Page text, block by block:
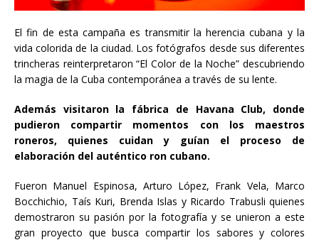
El fin de esta campaña es transmitir la herencia cubana y la
vida colorida de la ciudad. Los fotógrafos desde sus diferentes
trincheras reinterpretaron “El Color de la Noche” descubriendo
la magia de la Cuba contemporánea a través de su lente.
Además visitaron la fábrica de Havana Club, donde
pudieron compartir momentos con los maestros
roneros, quienes cuidan y guían el proceso de
elaboración del auténtico ron cubano.
Fueron Manuel Espinosa, Arturo López, Frank Vela, Marco
Bocchichio, Taís Kuri, Brenda Islas y Ricardo Trabusli quienes
demostraron su pasión por la fotografía y se unieron a este
gran proyecto que busca compartir los sabores y colores